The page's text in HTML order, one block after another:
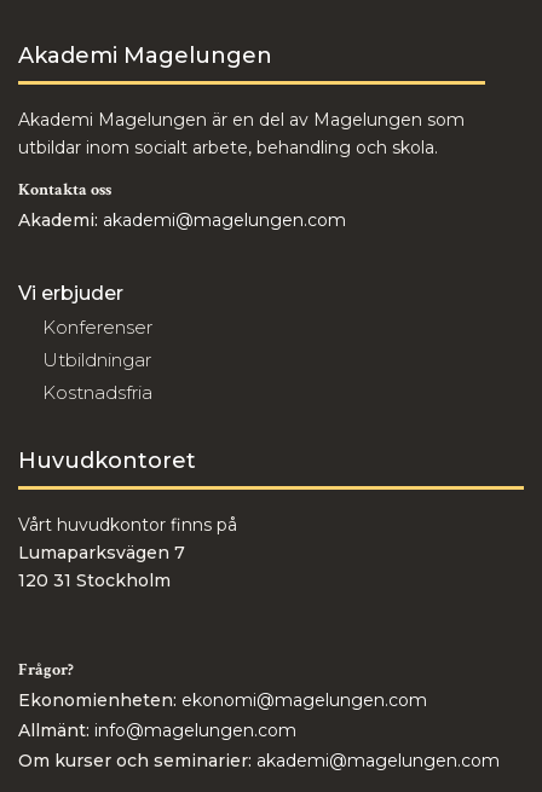
Akademi Magelungen
Akademi Magelungen är en del av Magelungen som
utbildar inom socialt arbete, behandling och skola.
Kontakta oss
Akademi: akademi@magelungen.com
Vi erbjuder
Konferenser
Utbildningar
Kostnadsfria
Huvudkontoret
Vårt huvudkontor finns på
Lumaparksvägen 7
120 31 Stockholm
Frågor?
Ekonomienheten: ekonomi@magelungen.com
Allmänt: info@magelungen.com
Om kurser och seminarier: akademi@magelungen.com